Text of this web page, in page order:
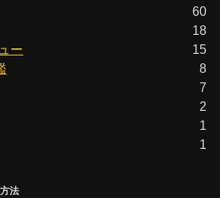
60
18
ー
15
8
7
2
1
1
法